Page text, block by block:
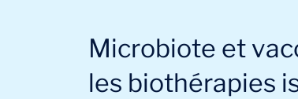
intervenons
clients
clientsMicrobiote et
les biothérapies